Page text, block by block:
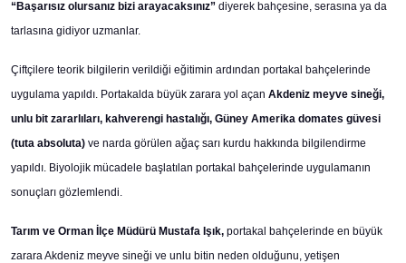
“Başarısız olursanız bizi arayacaksınız” diyerek bahçesine, serasına ya da
tarlasına gidiyor uzmanlar.
Çiftçilere teorik bilgilerin verildiği eğitimin ardından portakal bahçelerinde
uygulama yapıldı. Portakalda büyük zarara yol açan Akdeniz meyve sineği,
unlu bit zararlıları, kahverengi hastalığı, Güney Amerika domates güvesi
(tuta absoluta) ve narda görülen ağaç sarı kurdu hakkında bilgilendirme
yapıldı. Biyolojik mücadele başlatılan portakal bahçelerinde uygulamanın
sonuçları gözlemlendi.
Tarım ve Orman İlçe Müdürü Mustafa Işık, portakal bahçelerinde en büyük
zarara Akdeniz meyve sineği ve unlu bitin neden olduğunu, yetişen